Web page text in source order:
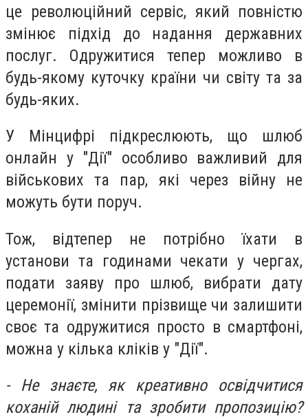
це революційний сервіс, який повністю
змінює підхід до надання державних
послуг. Одружитися тепер можливо в
будь-якому куточку країни чи світу та за
будь-яких.
У Мінцифрі підкреслюють, що шлюб
онлайн у "Дії" особливо важливий для
військових та пар, які через війну не
можуть бути поруч.
Тож, відтепер не потрібно їхати в
установи та годинами чекати у чергах,
подати заяву про шлюб, вибрати дату
церемонії, змінити прізвище чи залишити
своє та одружитися просто в смартфоні,
можна у кілька кліків у "Дії".
- Не знаєте, як креативно освідчитися
коханій людині та зробити пропозицію?